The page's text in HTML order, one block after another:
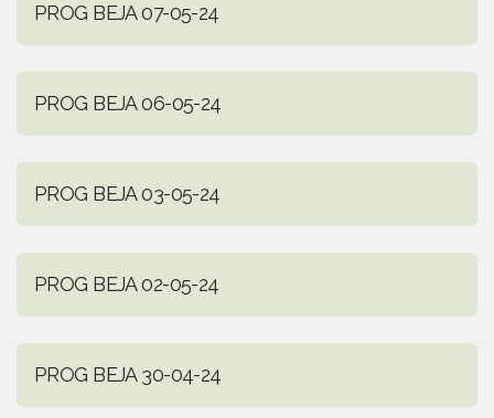
PROG BEJA 07-05-24
PROG BEJA 06-05-24
PROG BEJA 03-05-24
PROG BEJA 02-05-24
PROG BEJA 30-04-24